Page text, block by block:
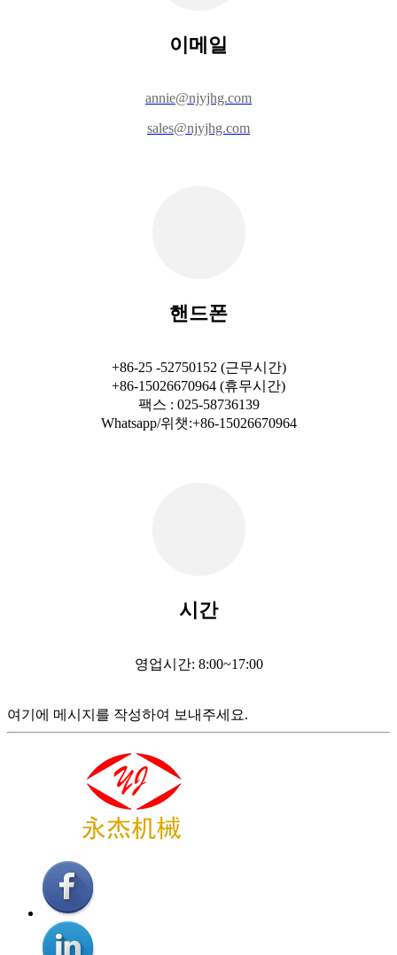
이메일
annie@njyjhg.com
sales@njyjhg.com
핸드폰
+86-25 -52750152 (근무시간)
+86-15026670964 (휴무시간)
팩스 : 025-58736139
Whatsapp/위챗:+86-15026670964
시간
영업시간: 8:00~17:00
여기에 메시지를 작성하여 보내주세요.